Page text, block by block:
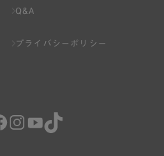
場合は、その登録を拒否し、
く一旦なされた登録を取り消
Q&A
プライバシーポリシー